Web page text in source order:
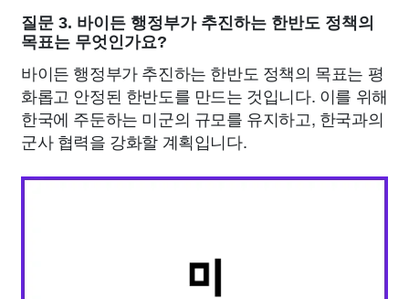
질문 3. 바이든 행정부가 추진하는 한반도 정책의
목표는 무엇인가요?
바이든 행정부가 추진하는 한반도 정책의 목표는 평
화롭고 안정된 한반도를 만드는 것입니다. 이를 위해
한국에 주둔하는 미군의 규모를 유지하고, 한국과의
군사 협력을 강화할 계획입니다.